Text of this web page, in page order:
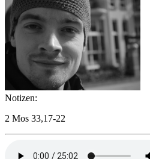
Notizen:
2 Mos 33,17-22